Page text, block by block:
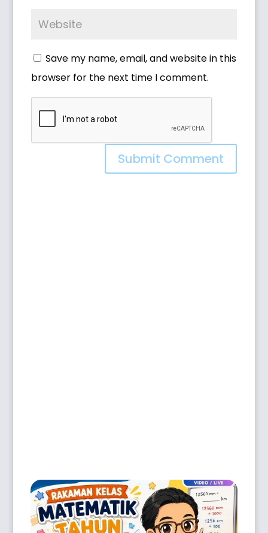
Save my name, email, and website in this
browser for the next time I comment.
Submit Comment